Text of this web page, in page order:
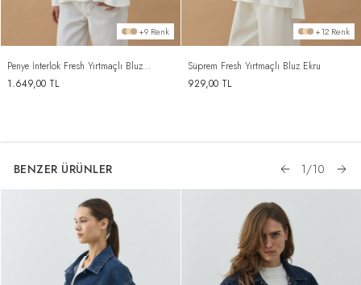
+9 Renk
Penye İnterlok Fresh Yırtmaçlı Bluz
Ekru
1.649,00TL
+12 Renk
Süprem Fresh Yırtmaçlı Bluz Ekru
929,00TL
BENZER ÜRÜNLER 1/10